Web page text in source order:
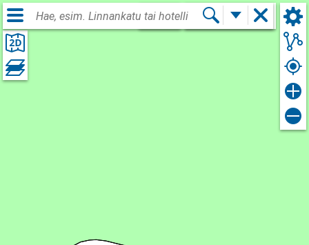
Kirjaudu sisään
FIN